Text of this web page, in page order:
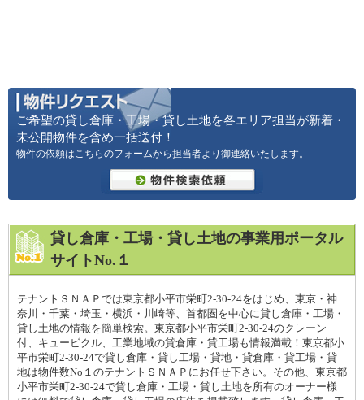
ご希望の貸し倉庫・工場・貸し土地を各エリア担当が新着・
未公開物件を含め一括送付！
物件の依頼はこちらのフォームから担当者より御連絡いたします。
貸し倉庫・工場・貸し土地の事業用ポータル
サイトNo.１
テナントＳＮＡＰでは東京都小平市栄町2-30-24をはじめ、東京・神
奈川・千葉・埼玉・横浜・川崎等、首都圏を中心に貸し倉庫・工場・
貸し土地の情報を簡単検索。東京都小平市栄町2-30-24のクレーン
付、キュービクル、工業地域の貸倉庫・貸工場も情報満載！東京都小
平市栄町2-30-24で貸し倉庫・貸し工場・貸地・貸倉庫・貸工場・貸
地は物件数No１のテナントＳＮＡＰにお任せ下さい。その他、東京都
小平市栄町2-30-24で貸し倉庫・工場・貸し土地を所有のオーナー様